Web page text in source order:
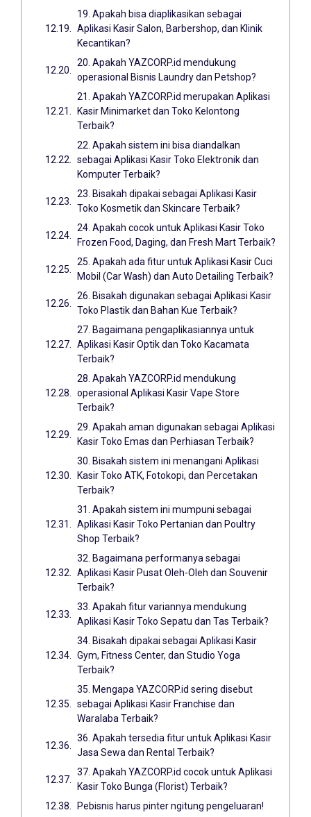
19. Apakah bisa diaplikasikan sebagai
Aplikasi Kasir Salon, Barbershop, dan Klinik
Kecantikan?
20. Apakah YAZCORP.id mendukung
operasional Bisnis Laundry dan Petshop?
21. Apakah YAZCORP.id merupakan Aplikasi
Kasir Minimarket dan Toko Kelontong
Terbaik?
22. Apakah sistem ini bisa diandalkan
sebagai Aplikasi Kasir Toko Elektronik dan
Komputer Terbaik?
23. Bisakah dipakai sebagai Aplikasi Kasir
Toko Kosmetik dan Skincare Terbaik?
24. Apakah cocok untuk Aplikasi Kasir Toko
Frozen Food, Daging, dan Fresh Mart Terbaik?
25. Apakah ada fitur untuk Aplikasi Kasir Cuci
Mobil (Car Wash) dan Auto Detailing Terbaik?
26. Bisakah digunakan sebagai Aplikasi Kasir
Toko Plastik dan Bahan Kue Terbaik?
27. Bagaimana pengaplikasiannya untuk
Aplikasi Kasir Optik dan Toko Kacamata
Terbaik?
28. Apakah YAZCORP.id mendukung
operasional Aplikasi Kasir Vape Store
Terbaik?
29. Apakah aman digunakan sebagai Aplikasi
Kasir Toko Emas dan Perhiasan Terbaik?
30. Bisakah sistem ini menangani Aplikasi
Kasir Toko ATK, Fotokopi, dan Percetakan
Terbaik?
31. Apakah sistem ini mumpuni sebagai
Aplikasi Kasir Toko Pertanian dan Poultry
Shop Terbaik?
32. Bagaimana performanya sebagai
Aplikasi Kasir Pusat Oleh-Oleh dan Souvenir
Terbaik?
33. Apakah fitur variannya mendukung
Aplikasi Kasir Toko Sepatu dan Tas Terbaik?
34. Bisakah dipakai sebagai Aplikasi Kasir
Gym, Fitness Center, dan Studio Yoga
Terbaik?
35. Mengapa YAZCORP.id sering disebut
sebagai Aplikasi Kasir Franchise dan
Waralaba Terbaik?
36. Apakah tersedia fitur untuk Aplikasi Kasir
Jasa Sewa dan Rental Terbaik?
37. Apakah YAZCORP.id cocok untuk Aplikasi
Kasir Toko Bunga (Florist) Terbaik?
Pebisnis harus pinter ngitung pengeluaran!